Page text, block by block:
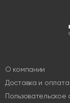
О компании
Доставка и оплата